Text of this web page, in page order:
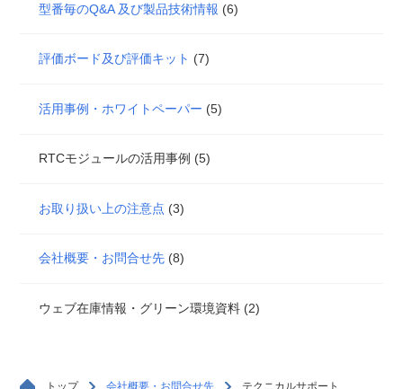
型番毎のQ&A 及び製品技術情報 (6)
評価ボード及び評価キット (7)
活用事例・ホワイトペーパー (5)
RTCモジュールの活用事例 (5)
お取り扱い上の注意点 (3)
会社概要・お問合せ先 (8)
ウェブ在庫情報・グリーン環境資料 (2)